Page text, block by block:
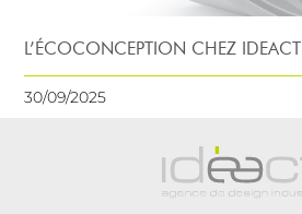
L’ÉCOCONCEPTION CHEZ IDEACT
30/09/2025